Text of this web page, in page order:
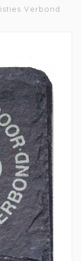
Verbond